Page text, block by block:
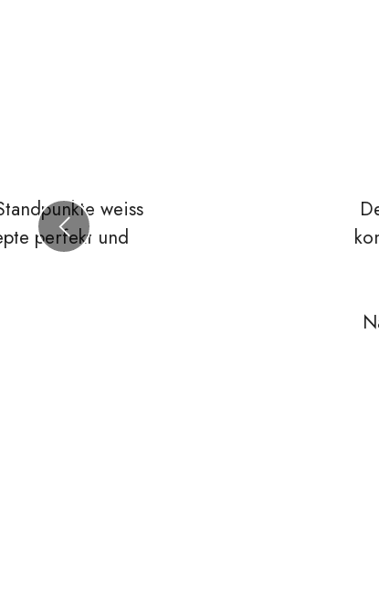
Die Beratung ist
Previous